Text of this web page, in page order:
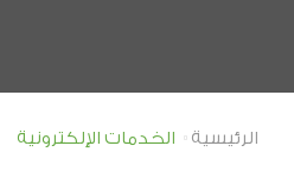
الرئيسية الخدمات الإلكترونية